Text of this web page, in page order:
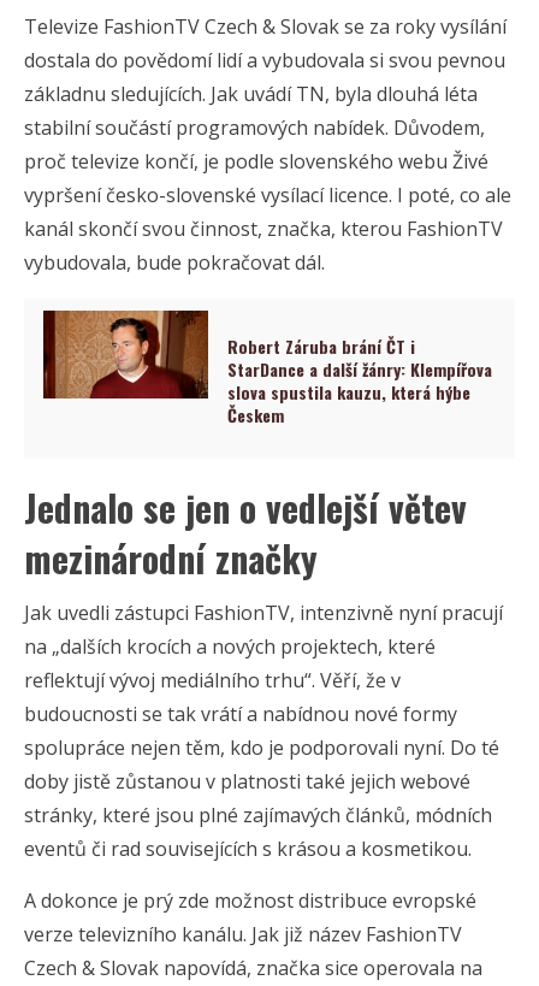
Televize FashionTV Czech & Slovak se za roky vysílání
dostala do povědomí lidí a vybudovala si svou pevnou
základnu sledujících. Jak uvádí TN, byla dlouhá léta
stabilní součástí programových nabídek. Důvodem,
proč televize končí, je podle slovenského webu Živé
vypršení česko-slovenské vysílací licence. I poté, co ale
kanál skončí svou činnost, značka, kterou FashionTV
vybudovala, bude pokračovat dál.
Robert Záruba brání ČT i
StarDance a další žánry: Klempířova
slova spustila kauzu, která hýbe
Českem
Jednalo se jen o vedlejší větev
mezinárodní značky
Jak uvedli zástupci FashionTV, intenzivně nyní pracují
na „dalších krocích a nových projektech, které
reflektují vývoj mediálního trhu“. Věří, že v
budoucnosti se tak vrátí a nabídnou nové formy
spolupráce nejen těm, kdo je podporovali nyní. Do té
doby jistě zůstanou v platnosti také jejich webové
stránky, které jsou plné zajímavých článků, módních
eventů či rad souvisejících s krásou a kosmetikou.
A dokonce je prý zde možnost distribuce evropské
verze televizního kanálu. Jak již název FashionTV
Czech & Slovak napovídá, značka sice operovala na